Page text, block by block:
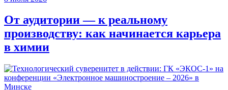
От аудитории — к реальному
производству: как начинается карьера
в химии